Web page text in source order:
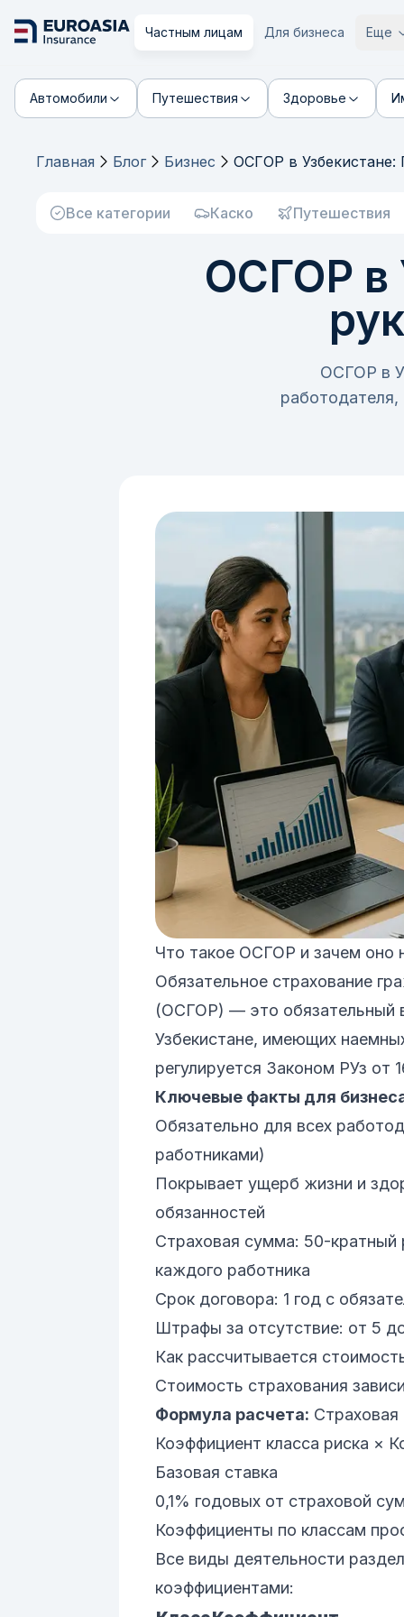
Частным лицам Для бизнеса Еще
Автомобили Путешествия Здоровье
Главная Блог Бизнес ОСГОР в Узбекистане:
Все категории Каско Путешествия
ОСГОР в
ОСГОР в
работодателя,
Что такое ОСГОР и зачем оно
Обязательное страхование
(ОСГОР) — это обязательный
Узбекистане, имеющих
регулируется Законом РУз от
Ключевые факты для
Обязательно для всех
работниками)
Покрывает ущерб жизни и
обязанностей
Страховая сумма: 50-кратный
каждого работника
Срок договора: 1 год с
Штрафы за отсутствие: от 5
Как рассчитывается
Стоимость страхования
Формула расчета:
Коэффициент класса риска ×
Базовая ставка
0,1% годовых от страховой
Коэффициенты по классам
Все виды деятельности
коэффициентами: